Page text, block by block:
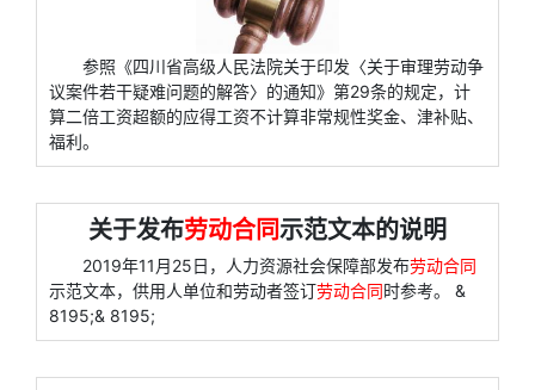
参照《四川省高级人民法院关于印发〈关于审理劳动争
议案件若干疑难问题的解答〉的通知》第29条的规定，计
算二倍工资超额的应得工资不计算非常规性奖金、津补贴、
福利。
关于发布劳动合同示范文本的说明
2019年11月25日，人力资源社会保障部发布劳动合同
示范文本，供用人单位和劳动者签订劳动合同时参考。 &
8195;& 8195;